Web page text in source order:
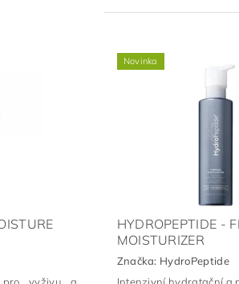
Novinka
HYDROPEPTIDE -
MOISTURIZER
Značka: HydroPeptide